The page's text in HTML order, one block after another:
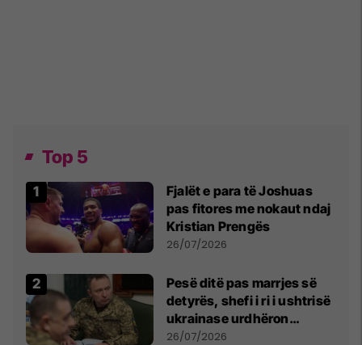
Top 5
Fjalët e para të Joshuas
pas fitores me nokaut ndaj
Kristian Prengës
26/07/2026
Pesë ditë pas marrjes së
detyrës, shefi i ri i ushtrisë
ukrainase urdhëron
kontroll të madh
26/07/2026